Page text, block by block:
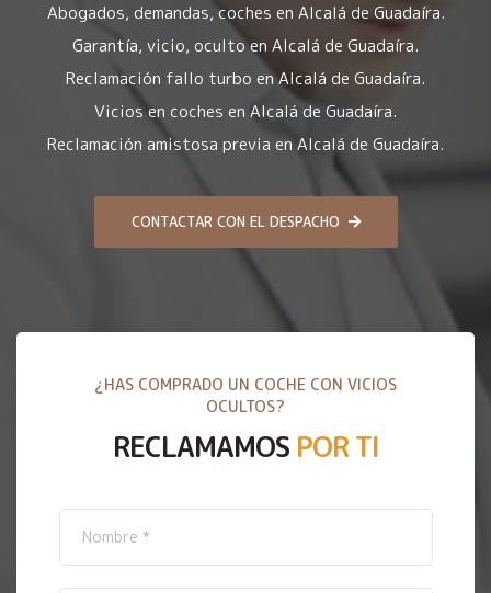
Abogados, demandas, coches en Alcalá de Guadaíra.
Garantía, vicio, oculto en Alcalá de Guadaíra.
Reclamación fallo turbo en Alcalá de Guadaíra.
Vicios en coches en Alcalá de Guadaíra.
Reclamación amistosa previa en Alcalá de Guadaíra.
CONTACTAR CON EL DESPACHO
¿HAS COMPRADO UN COCHE CON VICIOS
OCULTOS?
RECLAMAMOS POR TI